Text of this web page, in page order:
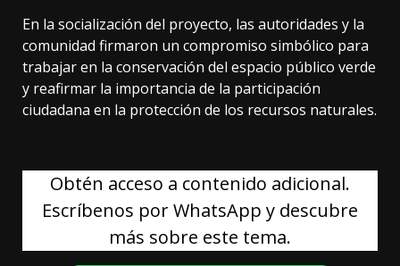
En la socialización del proyecto, las autoridades y la
comunidad firmaron un compromiso simbólico para
trabajar en la conservación del espacio público verde
y reafirmar la importancia de la participación
ciudadana en la protección de los recursos naturales.
Obtén acceso a contenido adicional.
Escríbenos por WhatsApp y descubre
más sobre este tema.